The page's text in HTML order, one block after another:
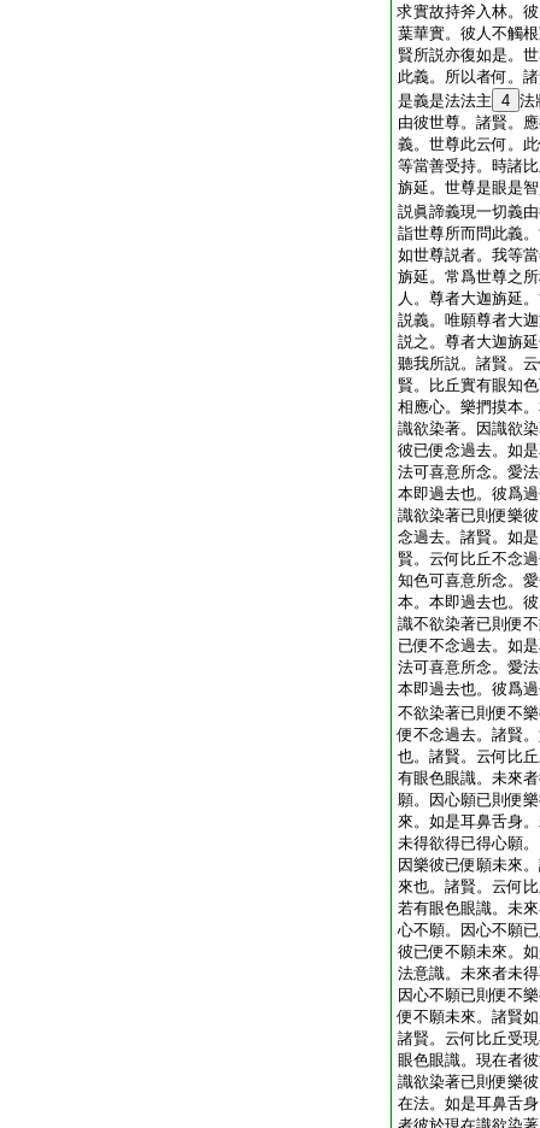
求實故持斧入林。
葉華實。彼人不觸
賢所説亦復如是。
此義。所以者何。
是義是法法主 4 法
由彼世尊。諸賢。
義。世尊此云何。
等當善受持。時諸
旃延。世尊是眼是
説眞諦義現一切義
詣世尊所而問此義
如世尊説者。我等
旃延。常爲世尊之
人。尊者大迦旃延
説義。唯願尊者大
説之。尊者大迦旃
聽我所説。諸賢。
賢。比丘實有眼知
相應心。樂捫摸本
識欲染著。因識欲
彼已便念過去。如
法可喜意所念。愛
本即過去也。彼爲
識欲染著已則便樂
念過去。諸賢。如
賢。云何比丘不念
知色可喜意所念。
本。本即過去也。
識不欲染著已則便
已便不念過去。如
法可喜意所念。愛
本即過去也。彼爲
不欲染著已則便不
便不念過去。諸賢
也。諸賢。云何比
有眼色眼識。未來
願。因心願已則便
來。如是耳鼻舌身
未得欲得已得心願
因樂彼已便願未來
來也。諸賢。云何
若有眼色眼識。未
心不願。因心不願
彼已便不願未來。
法意識。未來者未
因心不願已則便不
便不願未來。諸賢
諸賢。云何比丘受
眼色眼識。現在者
識欲染著已則便樂
在法。如是耳鼻舌